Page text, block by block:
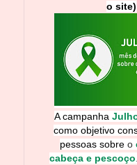
o site)
A campanha
como objetivo
pessoas sobre o
cabeça e pescoço